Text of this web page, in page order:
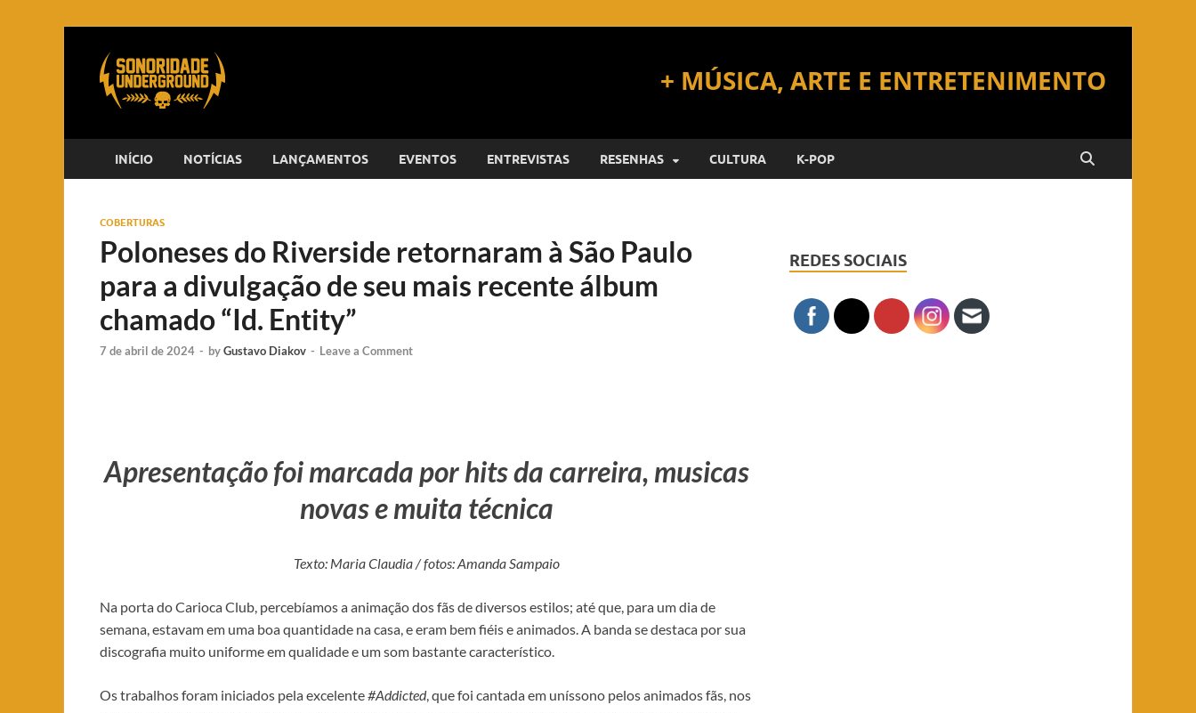
INÍCIO NOTÍCIAS LANÇAMENTOS EVENTOS ENTREVISTAS RESENHAS CULTURA K-POP
COBERTURAS
Poloneses do Riverside retornaram à São Paulo
para a divulgação de seu mais recente álbum
chamado “Id. Entity”
7 de abril de 2024 - byGustavo Diakov - Leave a Comment
Apresentação foi marcada por hits da carreira, musicas
novas e muita técnica
Texto: Maria Claudia / fotos: Amanda Sampaio
Na porta do Carioca Club, percebíamos a animação dos fãs de diversos estilos; até que, para um dia de
semana, estavam em uma boa quantidade na casa, e eram bem fiéis e animados. A banda se destaca por sua
discografia muito uniforme em qualidade e um som bastante característico.
Os trabalhos foram iniciados pela excelente#Addicted, que foi cantada em uníssono pelos animados fãs, nos
REDES SOCIAIS